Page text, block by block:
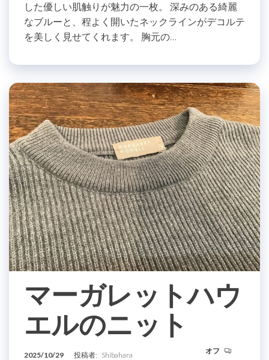
した優しい肌触りが魅力の一枚。 深みのある綺麗
なブルーと、程よく開いたネックラインがデコルテ
を美しく見せてくれます。 胸元の…
マーガレットハウ
エルのニット
2025/10/29 投稿者: Shibahara オフ